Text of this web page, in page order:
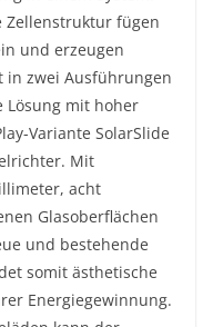
Zellenstruktur fügen
und erzeugen
in zwei Ausführungen
mit hoher
Variante SolarSlide
Mit
acht
Glasoberflächen
und bestehende
somit ästhetische
Energiegewinnung.